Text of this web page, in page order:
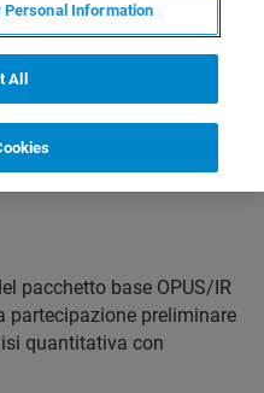
vuole esercitarsi sullo
pacchetto base OPUS/IR
partecipazione preliminare
quantitativa con
Personal Information
All